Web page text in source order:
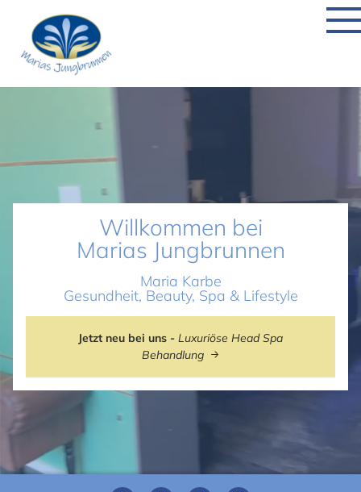
Willkommen bei
Marias Jungbrunnen
Maria Karbe
Gesundheit, Beauty, Spa & Lifestyle
Jetzt neu bei uns - Luxuriöse Head Spa
Behandlung